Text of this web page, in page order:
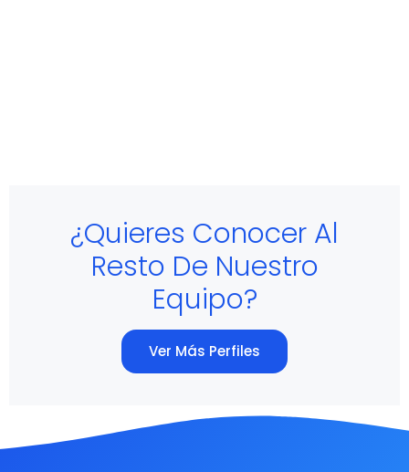
¿Quieres Conocer Al
Resto De Nuestro
Equipo?
Ver Más Perfiles